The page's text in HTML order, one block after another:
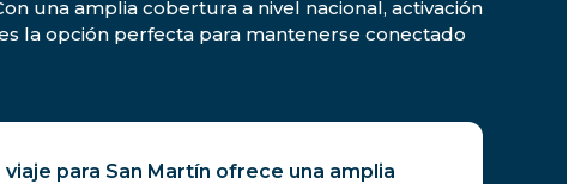
una amplia cobertura a nivel nacional, activación
la opción perfecta para mantenerse conectado
viaje para San Martín ofrece una amplia